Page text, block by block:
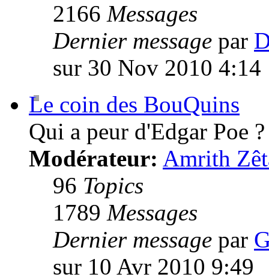
2166 Messages
Dernier message par
sur 30 Nov 2010 4:14
Le coin des BouQuins
Qui a peur d'Edgar Poe ?
Modérateur: Amrith
96 Topics
1789 Messages
Dernier message par
sur 10 Avr 2010 9:49